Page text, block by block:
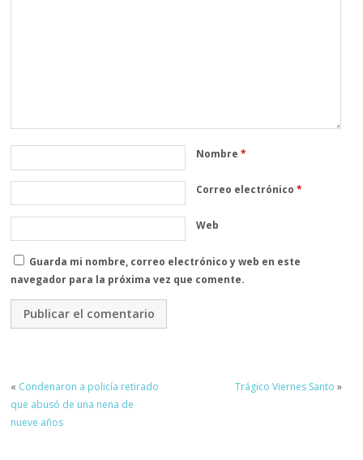
Nombre*
Correo electrónico*
Web
Guarda mi nombre, correo electrónico y web en este
navegador para la próxima vez que comente.
« Condenaron a policía retirado
que abusó de una nena de
nueve años
Trágico Viernes Santo »